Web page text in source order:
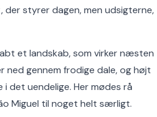
der styrer dagen, men udsigterne,
et landskab, som virker næsten
ned gennem frodige dale, og højt
det uendelige. Her mødes rå
Miguel til noget helt særligt.